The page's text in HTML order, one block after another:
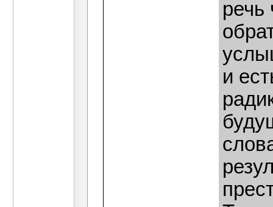
речь
и